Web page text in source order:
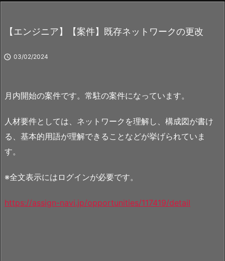
【エンジニア】【案件】既存ネットワークの更改
 03/02/2024
月内開始の案件です。常駐の案件になっています。
人材要件としては、ネットワークを理解し、構成図が書け
る、基本的用語が理解できることなどが挙げられていま
す。
※全文表示にはログインが必要です。
https://assign-navi.jp/opportunities/117419/detail